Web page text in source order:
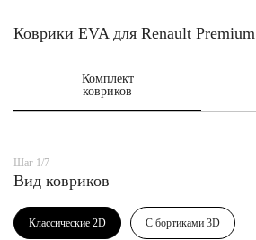
Коврики EVA для Renault Premium
Комплект
ковриков
Шаг 1/7
Вид ковриков
Классические 2D С бортиками 3D